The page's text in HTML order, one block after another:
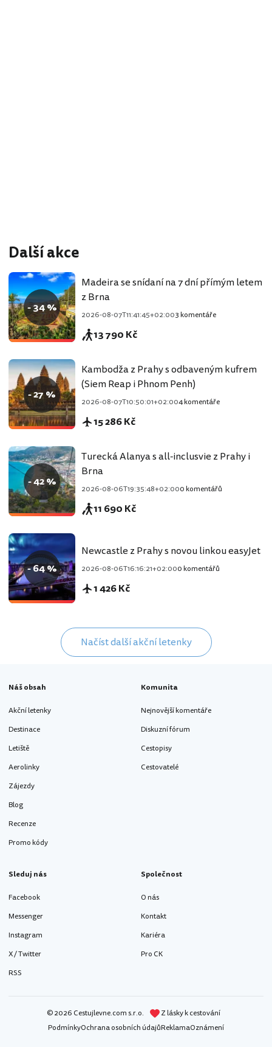
Další akce
- 34 %
Madeira se snídaní na 7 dní přímým letem
z Brna
2026-08-07T11:41:45+02:003 komentáře
13 790 Kč
- 27 %
Kambodža z Prahy s odbaveným kufrem
(Siem Reap i Phnom Penh)
2026-08-07T10:50:01+02:004 komentáře
15 286 Kč
- 42 %
Turecká Alanya s all-inclusvie z Prahy i
Brna
2026-08-06T19:35:48+02:000 komentářů
11 690 Kč
- 64 %
Newcastle z Prahy s novou linkou easyJet
2026-08-06T16:16:21+02:000 komentářů
1 426 Kč
Načíst další akční letenky
Náš obsah
Akční letenky
Destinace
Letiště
Aerolinky
Zájezdy
Blog
Recenze
Promo kódy
Komunita
Nejnovější komentáře
Diskuzní fórum
Cestopisy
Cestovatelé
Sleduj nás
Facebook
Messenger
Instagram
X / Twitter
RSS
Společnost
O nás
Kontakt
Kariéra
Pro CK
© 2026 Cestujlevne.com s.r.o.
Z lásky k cestování
PodmínkyOchrana osobních údajůReklamaOznámení